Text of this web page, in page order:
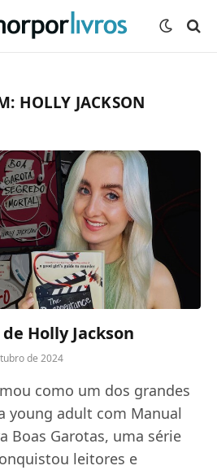
HOLLY JACKSON
Holly Jackson
de 2024
como um dos grandes
young adult com Manual
Boas Garotas, uma série
leitores e